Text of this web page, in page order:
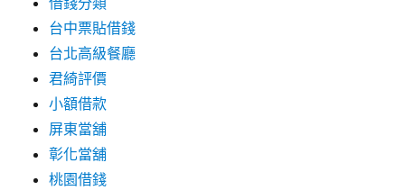
台中票貼借錢
台北高級餐廳
君綺評價
小額借款
屏東當舖
彰化當舖
桃園借錢